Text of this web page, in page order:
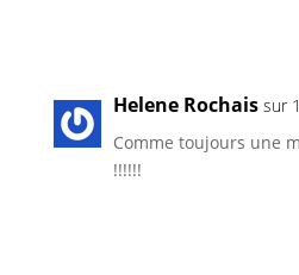
Helene Rochais sur
Comme toujours une
!!!!!!